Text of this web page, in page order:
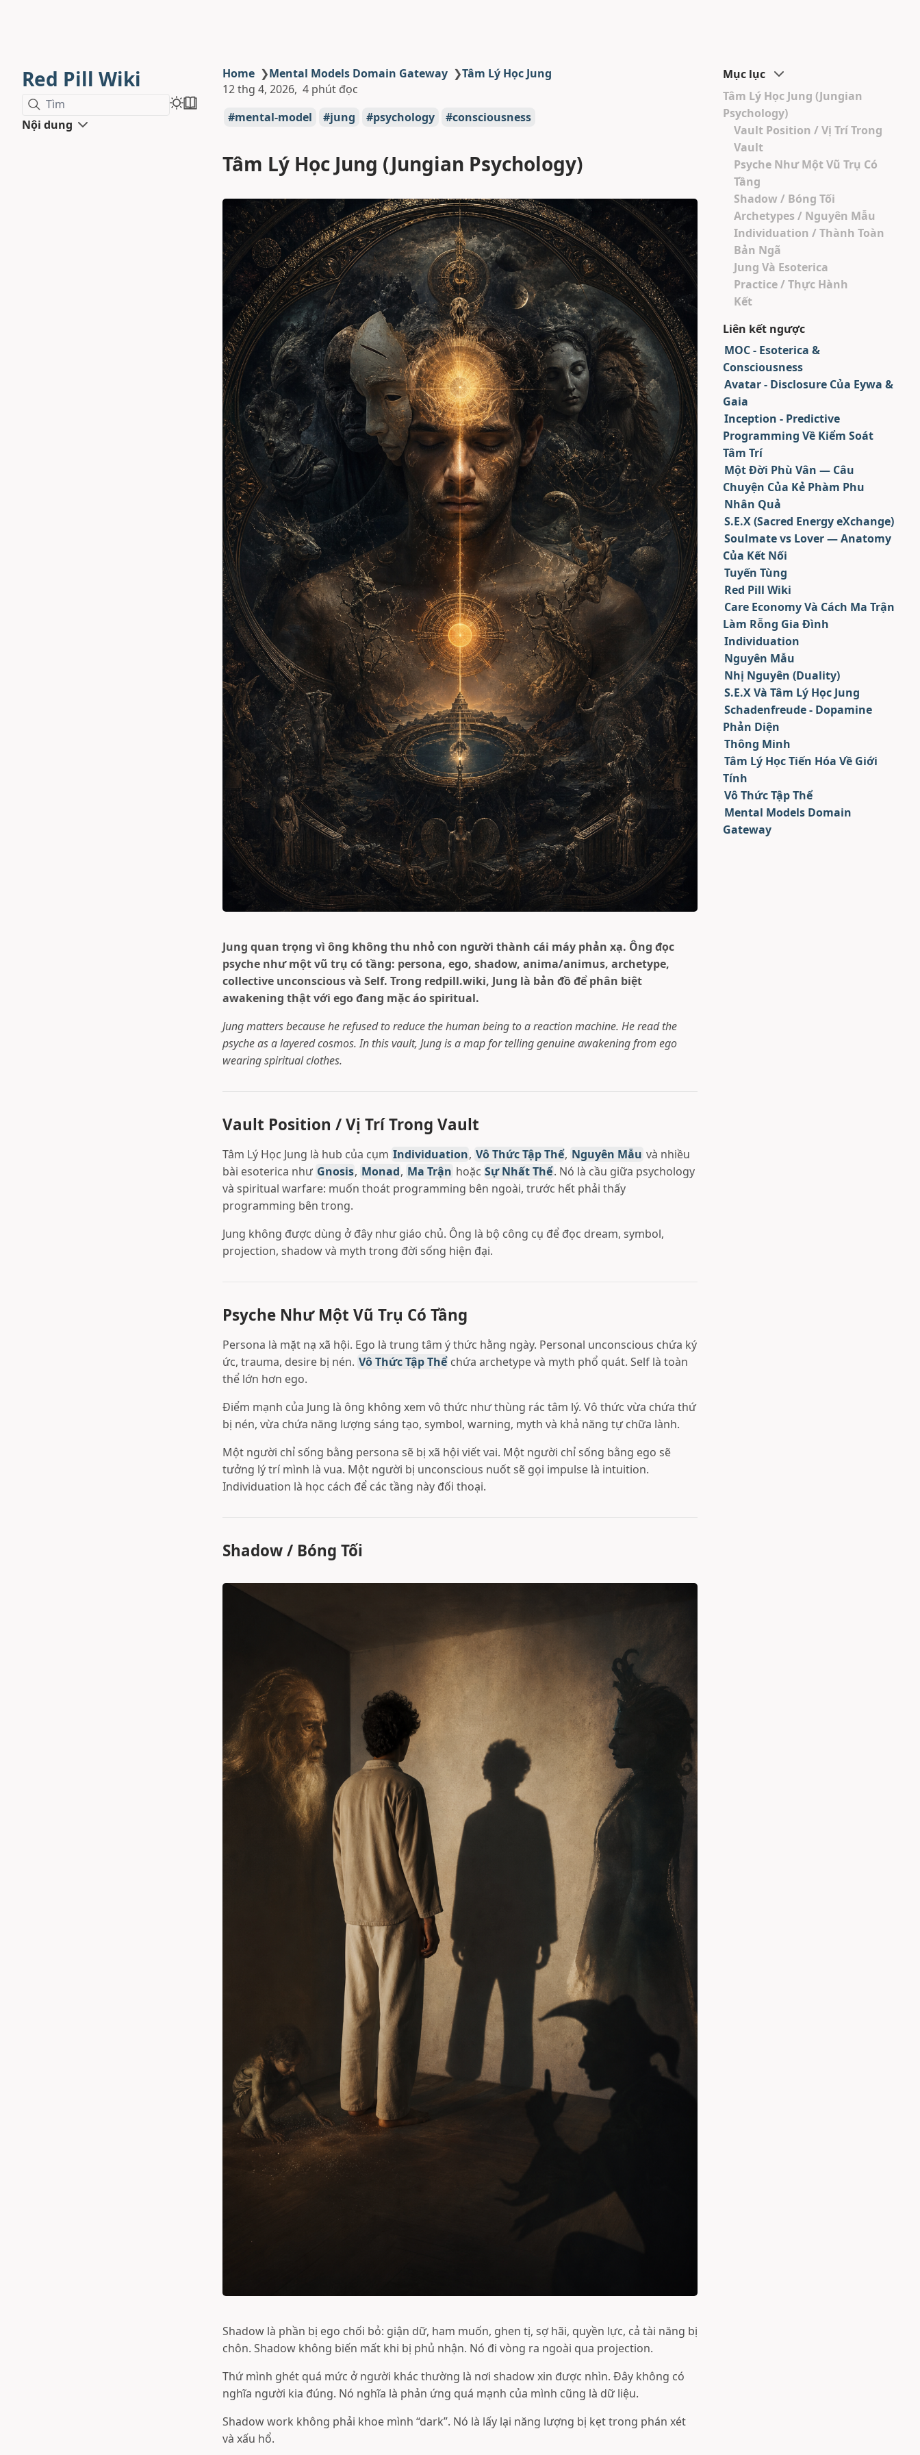
Red Pill Wiki
Tìm
Nội dung
Home ❯Mental Models Domain Gateway ❯Tâm Lý Học Jung
12 thg 4, 2026 4 phút đọc
mental-model
jung psychology consciousness
Tâm Lý Học Jung (Jungian Psychology)
Jung quan trọng vì ông không thu nhỏ con người thành cái máy phản xạ. Ông đọc
psyche như một vũ trụ có tầng: persona, ego, shadow, anima/animus, archetype,
collective unconscious và Self. Trong redpill.wiki, Jung là bản đồ để phân biệt
awakening thật với ego đang mặc áo spiritual.
Jung matters because he refused to reduce the human being to a reaction machine. He read the
psyche as a layered cosmos. In this vault, Jung is a map for telling genuine awakening from ego
wearing spiritual clothes.
Vault Position / Vị Trí Trong Vault
Tâm Lý Học Jung là hub của cụm Individuation, Vô Thức Tập Thể, Nguyên Mẫu và nhiều
bài esoterica như Gnosis, Monad, Ma Trận hoặc Sự Nhất Thể. Nó là cầu giữa psychology
và spiritual warfare: muốn thoát programming bên ngoài, trước hết phải thấy
programming bên trong.
Jung không được dùng ở đây như giáo chủ. Ông là bộ công cụ để đọc dream, symbol,
projection, shadow và myth trong đời sống hiện đại.
Psyche Như Một Vũ Trụ Có Tầng
Persona là mặt nạ xã hội. Ego là trung tâm ý thức hằng ngày. Personal unconscious chứa ký
ức, trauma, desire bị nén. Vô Thức Tập Thể chứa archetype và myth phổ quát. Self là toàn
thể lớn hơn ego.
Điểm mạnh của Jung là ông không xem vô thức như thùng rác tâm lý. Vô thức vừa chứa thứ
bị nén, vừa chứa năng lượng sáng tạo, symbol, warning, myth và khả năng tự chữa lành.
Một người chỉ sống bằng persona sẽ bị xã hội viết vai. Một người chỉ sống bằng ego sẽ
tưởng lý trí mình là vua. Một người bị unconscious nuốt sẽ gọi impulse là intuition.
Individuation là học cách để các tầng này đối thoại.
Shadow / Bóng Tối
Shadow là phần bị ego chối bỏ: giận dữ, ham muốn, ghen tị, sợ hãi, quyền lực, cả tài năng bị
chôn. Shadow không biến mất khi bị phủ nhận. Nó đi vòng ra ngoài qua projection.
Thứ mình ghét quá mức ở người khác thường là nơi shadow xin được nhìn. Đây không có
nghĩa người kia đúng. Nó nghĩa là phản ứng quá mạnh của mình cũng là dữ liệu.
Shadow work không phải khoe mình “dark”. Nó là lấy lại năng lượng bị kẹt trong phán xét
và xấu hổ.
Mục lục
Tâm Lý Học Jung (Jungian
Psychology)
Vault Position / Vị Trí Trong
Vault
Psyche Như Một Vũ Trụ Có
Tầng
Shadow / Bóng Tối
Archetypes / Nguyên Mẫu
Individuation / Thành Toàn
Bản Ngã
Jung Và Esoterica
Practice / Thực Hành
Kết
Liên kết ngược
MOC - Esoterica &
Consciousness
Avatar - Disclosure Của Eywa &
Gaia
Inception - Predictive
Programming Về Kiểm Soát
Tâm Trí
Một Đời Phù Vân — Câu
Chuyện Của Kẻ Phàm Phu
Nhân Quả
S.E.X (Sacred Energy eXchange)
Soulmate vs Lover — Anatomy
Của Kết Nối
Tuyến Tùng
Red Pill Wiki
Care Economy Và Cách Ma Trận
Làm Rỗng Gia Đình
Individuation
Nguyên Mẫu
Nhị Nguyên (Duality)
S.E.X Và Tâm Lý Học Jung
Schadenfreude - Dopamine
Phản Diện
Thông Minh
Tâm Lý Học Tiến Hóa Về Giới
Tính
Vô Thức Tập Thể
Mental Models Domain
Gateway